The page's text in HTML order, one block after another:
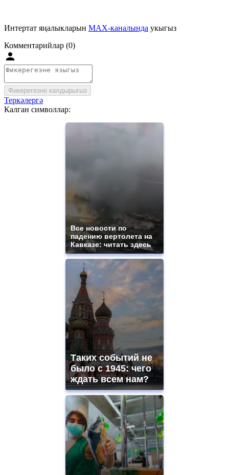
Интертат яңалыкларын MAX-каналында укыгыз
Комментарийлар (0)
Фикерегезне калдырыгыз
Теркәлергә
Калган символлар:
Все новости по
падению вертолета на
Кавказе: читать здесь
Таких событий не
было с 1945: чего
ждать всем нам?